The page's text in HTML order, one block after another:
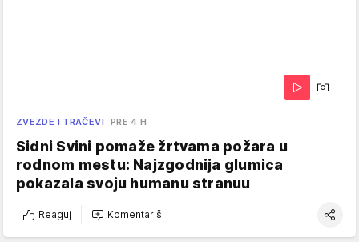
ZVEZDE I TRAČEVI PRE 4 H
Sidni Svini pomaže žrtvama požara u
rodnom mestu: Najzgodnija glumica
pokazala svoju humanu stranuu
Reaguj Komentariši